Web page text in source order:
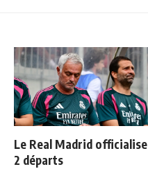
Le Real Madrid officialise
2 départs